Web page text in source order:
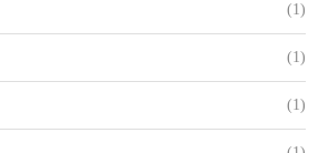
(1)
(1)
(1)